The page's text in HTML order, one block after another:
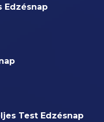
Edzésnap
Test Edzésnap